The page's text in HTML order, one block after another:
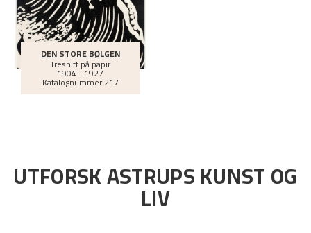
DEN STORE BØLGEN
Tresnitt på papir
1904 - 1927
Katalognummer 217
UTFORSK ASTRUPS KUNST OG
LIV